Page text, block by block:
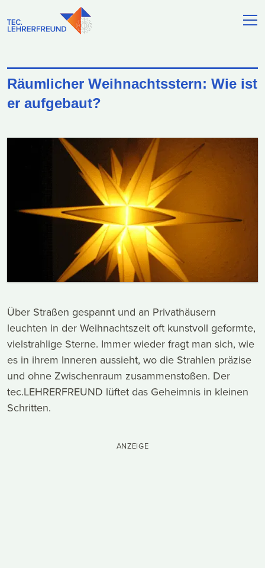
Räumlicher Weihnachtsstern: Wie ist
er aufgebaut?
Über Straßen gespannt und an Privathäusern
leuchten in der Weihnachtszeit oft kunstvoll geformte,
vielstrahlige Sterne. Immer wieder fragt man sich, wie
es in ihrem Inneren aussieht, wo die Strahlen präzise
und ohne Zwischenraum zusammenstoßen. Der
tec.LEHRERFREUND lüftet das Geheimnis in kleinen
Schritten.
ANZEIGE